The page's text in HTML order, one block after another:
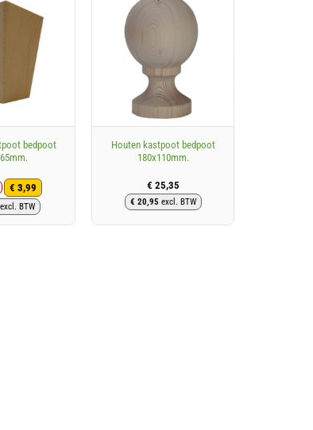
bedpoot
Oorspronkelijke
prijs
was:
€ 3,99
Huidige
prijs
is:
excl. BTW
Houten kastpoot bedpoot
180x110mm.
€ 25,35
€ 20,95 excl. BTW